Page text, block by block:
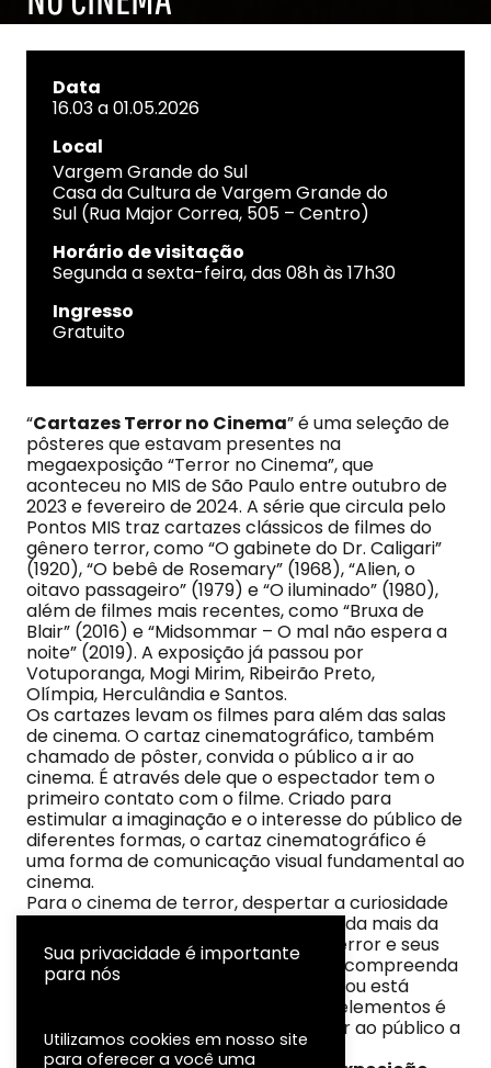
Data
16.03 a 01.05.2026
Local
Vargem Grande do Sul
Casa da Cultura de Vargem Grande do
Sul (Rua Major Correa, 505 – Centro)
Horário de visitação
Segunda a sexta-feira, das 08h às 17h30
Ingresso
Gratuito
“Cartazes Terror no Cinema” é uma seleção de
pôsteres que estavam presentes na
megaexposição “Terror no Cinema”, que
aconteceu no MIS de São Paulo entre outubro de
2023 e fevereiro de 2024. A série que circula pelo
Pontos MIS traz cartazes clássicos de filmes do
gênero terror, como “O gabinete do Dr. Caligari”
(1920), “O bebê de Rosemary” (1968), “Alien, o
oitavo passageiro” (1979) e “O iluminado” (1980),
além de filmes mais recentes, como “Bruxa de
Blair” (2016) e “Midsommar – O mal não espera a
noite” (2019). A exposição já passou por
Votuporanga, Mogi Mirim, Ribeirão Preto,
Olímpia, Herculândia e Santos.
Os cartazes levam os filmes para além das salas
de cinema. O cartaz cinematográfico, também
chamado de pôster, convida o público a ir ao
cinema. É através dele que o espectador tem o
primeiro contato com o filme. Criado para
estimular a imaginação e o interesse do público de
diferentes formas, o cartaz cinematográfico é
uma forma de comunicação visual fundamental ao
cinema.
Para o cinema de terror, despertar a curiosidade
do espectador pode aproximá-lo ainda mais da
obra. Diversos pôsteres do gênero terror e seus
subgêneros permitem que o público compreenda
qual movimento artístico influenciou ou está
presente na obra. Cada um de seus elementos é
pensado e planejado para comunicar ao público a
“essência” do filme.
Sua privacidade é importante
para nós
Utilizamos cookies em nosso site
para oferecer a você uma